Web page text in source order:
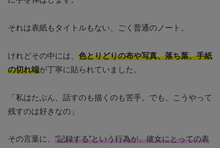
それは表紙もタイトルもない、ごく普通のノート。
けれどその中には、 色とりどりの布や写真、落ち葉、手紙
の切れ端が丁寧に貼られていました。
「私はたぶん、話すのも描くのも苦手。でも、こうやって
残すのは好きなの」
その言葉に、 “記録する”という行為が、彼女にとっての表